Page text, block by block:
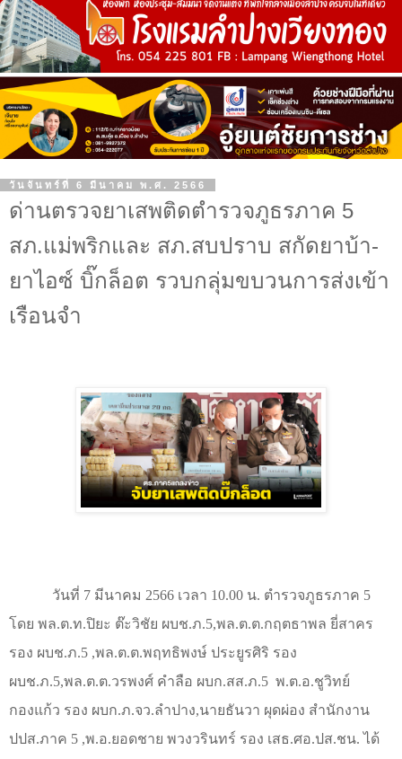
วันจันทร์ที่ 6 มีนาคม พ.ศ. 2566
ด่านตรวจยาเสพติดตำรวจภูธรภาค 5
สภ.แม่พริกและ สภ.สบปราบ สกัดยาบ้า-
ยาไอซ์ บิ๊กล็อต รวบกลุ่มขบวนการส่งเข้า
เรือนจำ
วันที่ 7 มีนาคม 2566 เวลา 10.00 น. ตำรวจภูธรภาค 5
โดย พล.ต.ท.ปิยะ ต๊ะวิชัย ผบช.ภ.5,พล.ต.ต.กฤตธาพล ยี่สาคร
รอง ผบช.ภ.5 ,พล.ต.ต.พฤทธิพงษ์ ประยูรศิริ รอง
ผบช.ภ.5,พล.ต.ต.วรพงศ์ คำลือ ผบก.สส.ภ.5 พ.ต.อ.ชูวิทย์
กองแก้ว รอง ผบก.ภ.จว.ลำปาง,นายธันวา ผุดผ่อง สำนักงาน
ปปส.ภาค 5 ,พ.อ.ยอดชาย พวงวรินทร์ รอง เสธ.ศอ.ปส.ชน. ได้